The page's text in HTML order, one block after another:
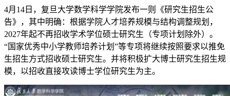
4月14日，复旦大学数学科学学院发布一则《研究生招生公
告》，其中明确：根据学院人才培养规模与结构调整规划，
2027年起不再招收学术学位硕士研究生（专项计划除外）。
“国家优秀中小学教师培养计划”等专项将继续按照要求以推免
生招生方式招收硕士研究生。并将积极扩大博士研究生招生规
模，以招收直接攻读博士学位研究生为主。